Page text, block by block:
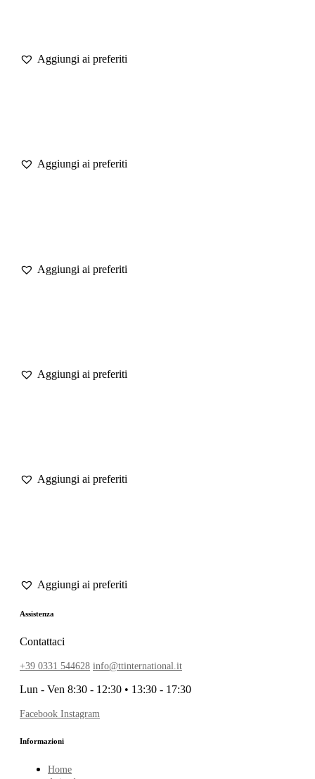
Assistenza
Contattaci
+39 0331 544628 info@ttinternational.it
Lun - Ven 8:30 - 12:30 • 13:30 - 17:30
Facebook Instagram
Informazioni
Home